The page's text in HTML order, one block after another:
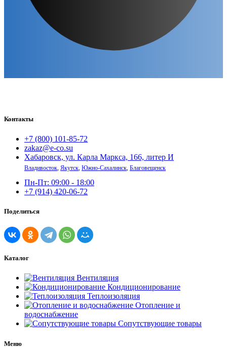
Контакты
+7 (800) 101-85-72
zakaz@e-co.su
Хабаровск, ул. Карла Маркса, 166, литер И
Владивосток Якутск Южно-Сахалинск Благовещенск
Пн-Пт: 09:00 - 18:00
+7 (914) 420-06-72
Поделиться
Каталог
Вентиляция
Кондиционирование
Теплоизоляция
Отопление и
водоснабжение
Сопутствующие товары
Меню